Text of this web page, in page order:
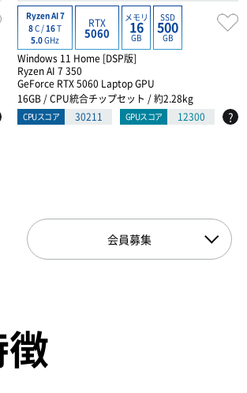
Ryzen AI 7
8C / 16T
5.0GHz
RTX
5060
メモリ
16
GB
SSD
500
GB
Windows 11 Home [DSP版]
Ryzen AI 7 350
GeForce RTX 5060 Laptop GPU
16GB / CPU統合チップセット / 約2.28kg
CPUスコア 30211 GPUスコア 12300 ?
会員募集